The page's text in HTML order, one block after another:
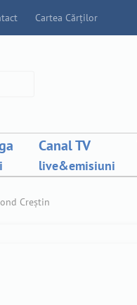
Cartea Cărților
Canal TV
live&emisiuni
Creștin